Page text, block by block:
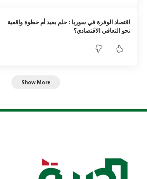
اقتصاد الوفرة في سوريا : حلم بعيد أم خطوة واقعية
نحو التعافي الاقتصادي؟
Show More